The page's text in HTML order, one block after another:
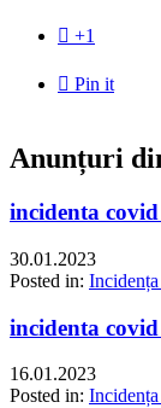
 +1
 Pin it
Anunțuri
incidenta
30.01.2023
Posted in:
incidenta
16.01.2023
Posted in: